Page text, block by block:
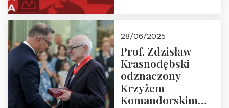
28/06/2025
Prof. Zdzisław
Krasnodębski
odznaczony
Krzyżem
Komandorskim